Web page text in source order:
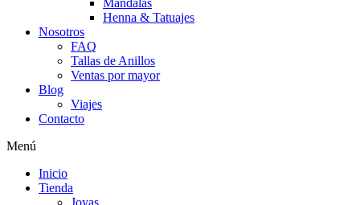
Mandalas
Henna & Tatuajes
Nosotros
FAQ
Tallas de Anillos
Ventas por mayor
Blog
Viajes
Contacto
Menú
Inicio
Tienda